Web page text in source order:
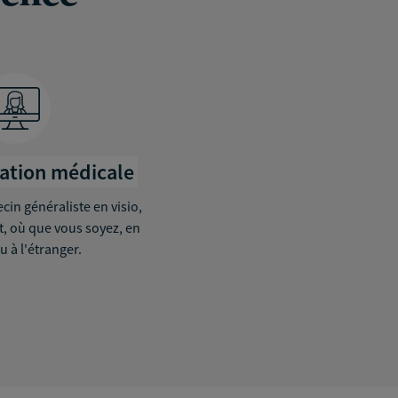
médicale
généraliste en visio,
où que vous soyez, en
à l'étranger.